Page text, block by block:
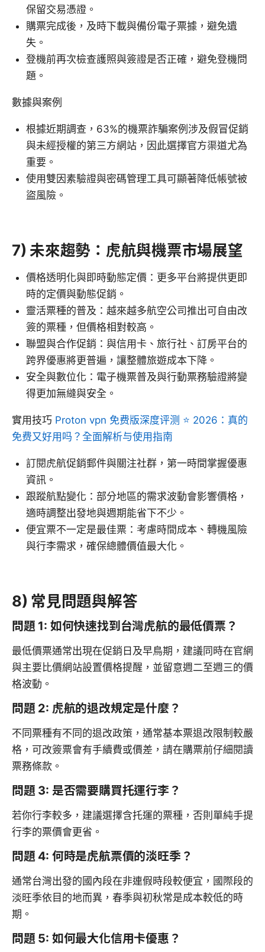
保留交易憑證。
購票完成後，及時下載與備份電子票據，避免遺
失。
登機前再次檢查護照與簽證是否正確，避免登機問
題。
數據與案例
根據近期調查，63%的機票詐騙案例涉及假冒促銷
與未經授權的第三方網站，因此選擇官方渠道尤為
重要。
使用雙因素驗證與密碼管理工具可顯著降低帳號被
盜風險。
7) 未來趨勢：虎航與機票市場展望
價格透明化與即時動態定價：更多平台將提供更即
時的定價與動態促銷。
靈活票種的普及：越來越多航空公司推出可自由改
簽的票種，但價格相對較高。
聯盟與合作促銷：與信用卡、旅行社、訂房平台的
跨界優惠將更普遍，讓整體旅遊成本下降。
安全與數位化：電子機票普及與行動票務驗證將變
得更加無縫與安全。
實用技巧 Proton vpn 免费版深度评测 ⭐ 2026：真的
免费又好用吗？全面解析与使用指南
訂閱虎航促銷郵件與關注社群，第一時間掌握優惠
資訊。
跟蹤航點變化：部分地區的需求波動會影響價格，
適時調整出發地與週期能省下不少。
便宜票不一定是最佳票：考慮時間成本、轉機風險
與行李需求，確保總體價值最大化。
8) 常見問題與解答
問題 1: 如何快速找到台灣虎航的最低價票？
最低價票通常出現在促銷日及早鳥期，建議同時在官網
與主要比價網站設置價格提醒，並留意週二至週三的價
格波動。
問題 2: 虎航的退改規定是什麼？
不同票種有不同的退改政策，通常基本票退改限制較嚴
格，可改簽票會有手續費或價差，請在購票前仔細閱讀
票務條款。
問題 3: 是否需要購買托運行李？
若你行李較多，建議選擇含托運的票種，否則單純手提
行李的票價會更省。
問題 4: 何時是虎航票價的淡旺季？
通常台灣出發的國內段在非連假時段較便宜，國際段的
淡旺季依目的地而異，春季與初秋常是成本較低的時
期。
問題 5: 如何最大化信用卡優惠？